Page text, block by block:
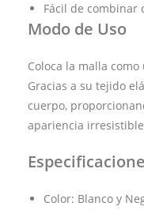
Fácil de combinar
Modo de Uso
Coloca la malla
Gracias a su tejido
cuerpo,
apariencia
Color: Blanco y